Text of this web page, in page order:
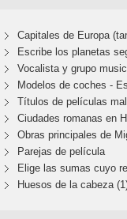
Capitales de Europa
Escribe los planetas
Vocalista y grupo
Modelos de coches -
Títulos de películas
Ciudades romanas en
Obras principales de
Parejas de película
Elige las sumas cuyo
Huesos de la cabeza